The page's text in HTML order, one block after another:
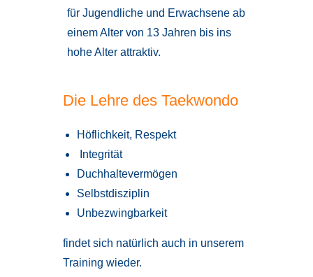
für Jugendliche und Erwachsene ab
einem Alter von 13 Jahren bis ins
hohe Alter attraktiv.
Die Lehre des Taekwondo
Höflichkeit, Respekt
Integrität
Duchhaltevermögen
Selbstdisziplin
Unbezwingbarkeit
findet sich natürlich auch in unserem
Training wieder.